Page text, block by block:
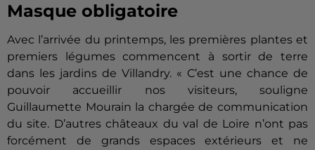
Masque obligatoire
Avec l’arrivée du printemps, les premières plantes et
premiers légumes commencent à sortir de terre
dans les jardins de Villandry. « C’est une chance de
pouvoir accueillir nos visiteurs, souligne
Guillaumette Mourain la chargée de communication
du site. D’autres châteaux du val de Loire n’ont pas
forcément de grands espaces extérieurs et ne